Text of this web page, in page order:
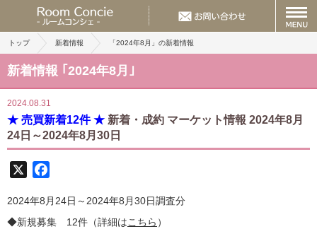
トップ 新着情報 「2024年8月」の新着情報
新着情報 ｢2024年8月｣
2024.08.31
★ 売買新着12件 ★ 新着・成約 マーケット情報 2024年8月
24日～2024年8月30日
2024年8月24日～2024年8月30日調査分
◆新規募集 12件（詳細はこちら ）